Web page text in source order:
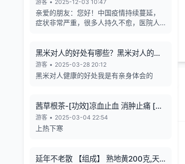
游客 • 2025-12-03 10:47
亲爱的朋友：您好！中国疫情持续蔓延，
症状非常严重，很多人持久不愈，医院人
气异象频发。古今中外的预言也说了这几
年人类有大灾难，如刘伯温在预言中说 "贫
者一万留一千，富者一万留二三”,“贫富若
不回心转，看看死期到眼前”, 预言中也告诉
躲过末劫中的劫难，有个美好的未来，请
您务必打开下方网址认真了解，内有躲避
瘟疫保平安的方法。网址1：
bitly.net/55dd55 网址2：
黑米对人的好处有哪些？黑米对人的长
寿有帮助
游客 • 2025-03-28 20:12
黑米对人健康的好处我是有亲身体会的
茜草根茶-[功效]凉血止血 消肿止痛 [治
疗] 小儿流行性腮腺炎-一味妙方
游客 • 2025-03-04 22:54
上热下寒
延年不老散 【组成】 熟地黄200克,天